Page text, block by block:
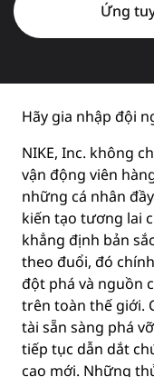
Ứng
Hãy gia nhập đội
NIKE, Inc. không
vận động viên
những cá nhân
kiến tạo tương lai
khẳng định bản
theo đuổi, đó
đột phá và nguồn
trên toàn thế giới.
tài sẵn sàng phá
tiếp tục dẫn dắt
cao mới. Những